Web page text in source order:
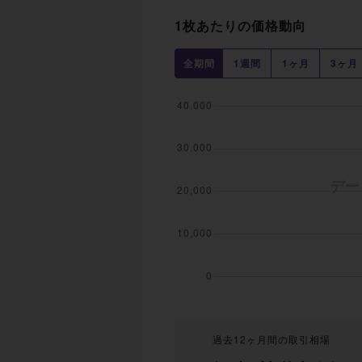
1枚あたりの価格動向
全期間 1週間 1ヶ月 3ヶ月
過去12ヶ月間の取引相場